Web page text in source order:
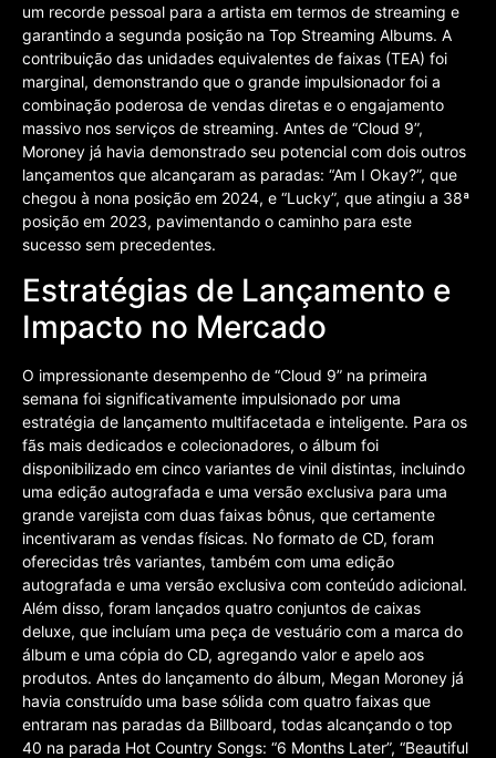
um recorde pessoal para a artista em termos de streaming e
garantindo a segunda posição na Top Streaming Albums. A
contribuição das unidades equivalentes de faixas (TEA) foi
marginal, demonstrando que o grande impulsionador foi a
combinação poderosa de vendas diretas e o engajamento
massivo nos serviços de streaming. Antes de “Cloud 9”,
Moroney já havia demonstrado seu potencial com dois outros
lançamentos que alcançaram as paradas: “Am I Okay?”, que
chegou à nona posição em 2024, e “Lucky”, que atingiu a 38ª
posição em 2023, pavimentando o caminho para este
sucesso sem precedentes.
Estratégias de Lançamento e
Impacto no Mercado
O impressionante desempenho de “Cloud 9” na primeira
semana foi significativamente impulsionado por uma
estratégia de lançamento multifacetada e inteligente. Para os
fãs mais dedicados e colecionadores, o álbum foi
disponibilizado em cinco variantes de vinil distintas, incluindo
uma edição autografada e uma versão exclusiva para uma
grande varejista com duas faixas bônus, que certamente
incentivaram as vendas físicas. No formato de CD, foram
oferecidas três variantes, também com uma edição
autografada e uma versão exclusiva com conteúdo adicional.
Além disso, foram lançados quatro conjuntos de caixas
deluxe, que incluíam uma peça de vestuário com a marca do
álbum e uma cópia do CD, agregando valor e apelo aos
produtos. Antes do lançamento do álbum, Megan Moroney já
havia construído uma base sólida com quatro faixas que
entraram nas paradas da Billboard, todas alcançando o top
40 na parada Hot Country Songs: “6 Months Later”, “Beautiful